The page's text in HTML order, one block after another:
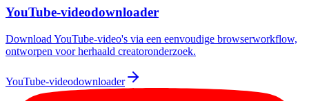
YouTube-videodownloader
Download YouTube-video's via een eenvoudige browserworkflow,
ontworpen voor herhaald creatoronderzoek.
YouTube-videodownloader